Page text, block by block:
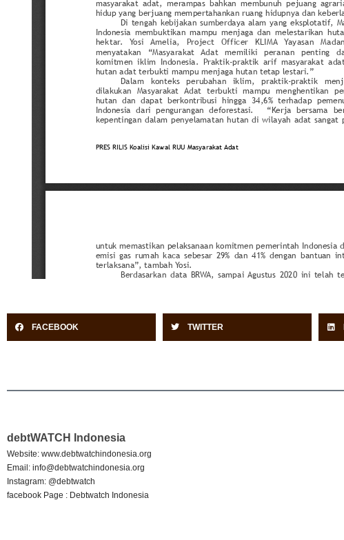
FACEBOOK TWITTER
debtWATCH Indonesia
Website: www.debtwatchindonesia.org
Email: info@debtwatchindonesia.org
Instagram: @debtwatch
facebook Page : Debtwatch Indonesia